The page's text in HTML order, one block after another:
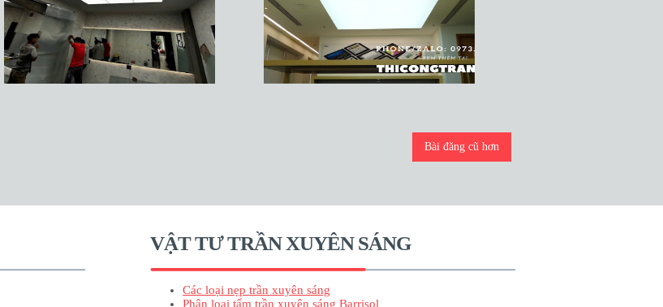
Bài đăng cũ hơn
VẬT TƯ TRẦN XUYÊN SÁNG
Các loại nẹp trần xuyên sáng
Phân loại tấm trần xuyên sáng Barrisol